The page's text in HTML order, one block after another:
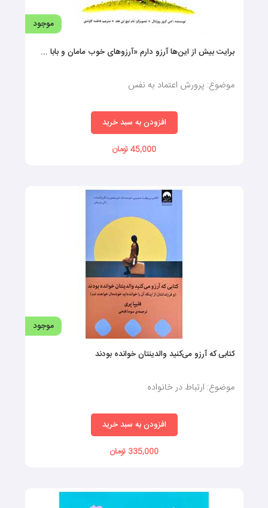
موجود
برایت بیش از این‌ها آرزو دارم «آرزوهای خوب مامان و بابا ...
موضوع: پرورش اعتماد به نفس
افزودن به سبد خرید
45,000 تومان
موجود
کتابی که آرزو می‌کنید والدینتان خوانده بودند
موضوع: ارتباط در خانواده
افزودن به سبد خرید
335,000 تومان